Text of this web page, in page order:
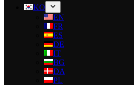
KO
EN
FR
ES
DE
IT
BG
DA
PL